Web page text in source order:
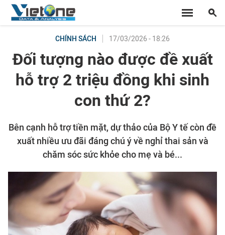
CHÍNH SÁCH 17/03/2026 - 18:26
Đối tượng nào được đề xuất
hỗ trợ 2 triệu đồng khi sinh
con thứ 2?
Bên cạnh hỗ trợ tiền mặt, dự thảo của Bộ Y tế còn đề
xuất nhiều ưu đãi đáng chú ý về nghỉ thai sản và
chăm sóc sức khỏe cho mẹ và bé...